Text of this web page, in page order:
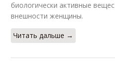
биологически активные
внешности женщины.
Читать дальше →